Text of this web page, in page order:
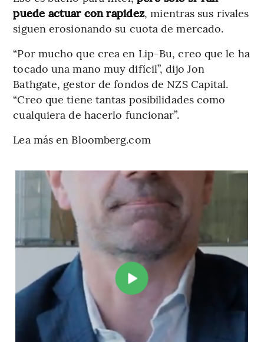
puede actuar con rapidez, mientras sus rivales
siguen erosionando su cuota de mercado.
“Por mucho que crea en Lip-Bu, creo que le ha
tocado una mano muy difícil”, dijo Jon
Bathgate, gestor de fondos de NZS Capital.
“Creo que tiene tantas posibilidades como
cualquiera de hacerlo funcionar”.
Lea más en Bloomberg.com